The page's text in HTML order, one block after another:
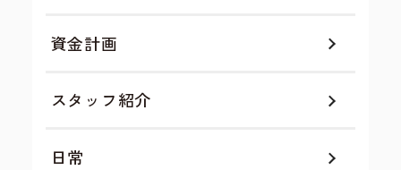
資金計画
スタッフ紹介
日常